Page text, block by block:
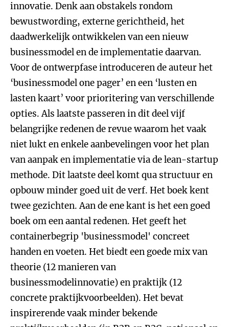
innovatie. Denk aan obstakels rondom
bewustwording, externe gerichtheid, het
daadwerkelijk ontwikkelen van een nieuw
businessmodel en de implementatie daarvan.
Voor de ontwerpfase introduceren de auteur het
‘businessmodel one pager’ en een ‘lusten en
lasten kaart’ voor prioritering van verschillende
opties. Als laatste passeren in dit deel vijf
belangrijke redenen de revue waarom het vaak
niet lukt en enkele aanbevelingen voor het plan
van aanpak en implementatie via de lean-startup
methode. Dit laatste deel komt qua structuur en
opbouw minder goed uit de verf. Het boek kent
twee gezichten. Aan de ene kant is het een goed
boek om een aantal redenen. Het geeft het
containerbegrip 'businessmodel' concreet
handen en voeten. Het biedt een goede mix van
theorie (12 manieren van
businessmodelinnovatie) en praktijk (12
concrete praktijkvoorbeelden). Het bevat
inspirerende vaak minder bekende